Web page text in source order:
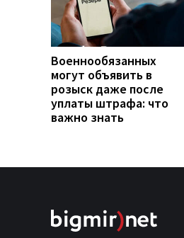
Военнообязанных
могут объявить в
розыск даже после
уплаты штрафа: что
важно знать